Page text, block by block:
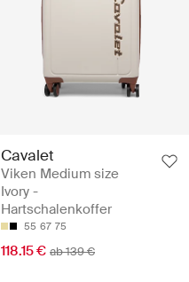
Cavalet
Viken Medium size
Ivory -
Hartschalenkoffer
55 67 75
118.15 € ab 139 €